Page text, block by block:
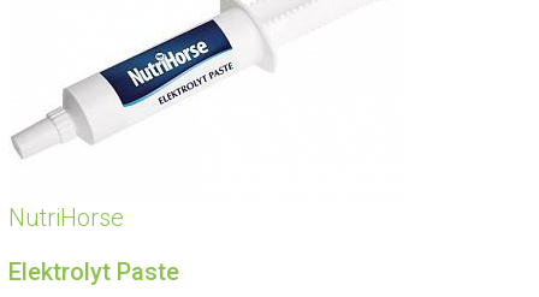
NutriHorse
Elektrolyt Paste